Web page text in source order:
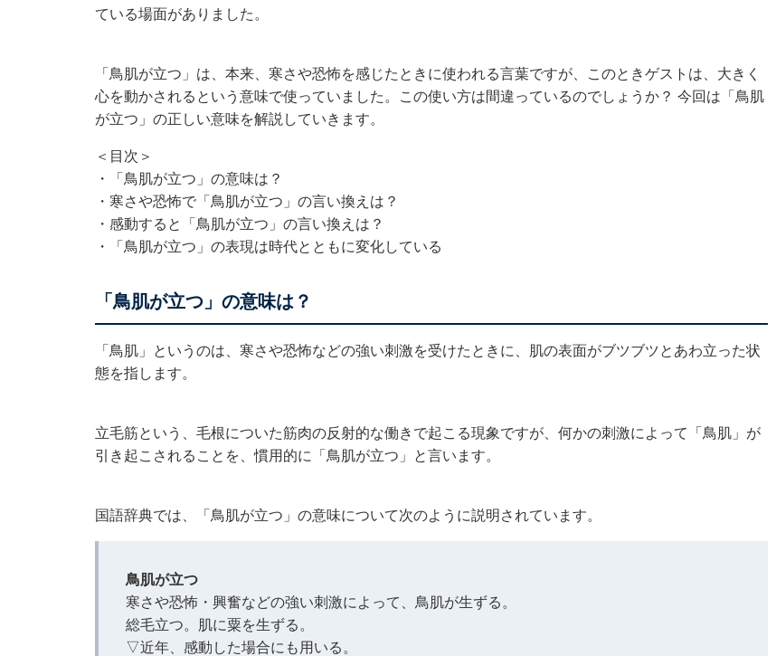
ている場面がありました。
「鳥肌が立つ」は、本来、寒さや恐怖を感じたときに使われる言葉ですが、このときゲストは、大きく
心を動かされるという意味で使っていました。この使い方は間違っているのでしょうか？ 今回は「鳥肌
が立つ」の正しい意味を解説していきます。
＜目次＞
・
「鳥肌が立つ」の意味は？
・ 寒さや恐怖で「鳥肌が立つ」の言い換えは？
・ 感動すると「鳥肌が立つ」の言い換えは？
・
「鳥肌が立つ」の表現は時代とともに変化している
「鳥肌が立つ」の意味は？
「鳥肌」というのは、寒さや恐怖などの強い刺激を受けたときに、肌の表面がブツブツとあわ立った状
態を指します。
立毛筋という、毛根についた筋肉の反射的な働きで起こる現象ですが、何かの刺激によって「鳥肌」が
引き起こされることを、慣用的に「鳥肌が立つ」と言います。
国語辞典では、「鳥肌が立つ」の意味について次のように説明されています。
鳥肌が立つ
寒さや恐怖・興奮などの強い刺激によって、鳥肌が生ずる。
総毛立つ。肌に粟を生ずる。
▽近年、感動した場合にも用いる。